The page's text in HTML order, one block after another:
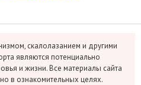
скалолазанием и другими
являются потенциально
и жизни. Все материалы сайта
в ознакомительных целях.